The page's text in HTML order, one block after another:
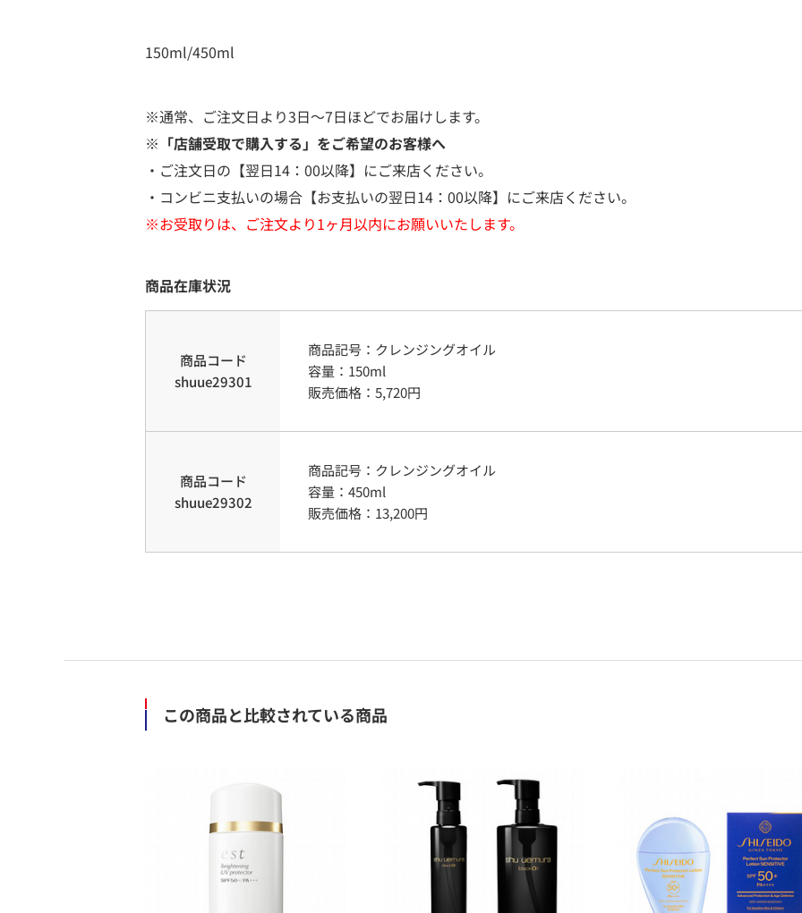
150ml/450ml
※通常、ご注文日より3日～7日ほどでお届けします。
※「店舗受取で購入する」をご希望のお客様へ
・ご注文日の【翌日14：00以降】にご来店ください。
・コンビニ支払いの場合【お支払いの翌日14：00以降】にご来店ください。
※お受取りは、ご注文より1ヶ月以内にお願いいたします。
商品在庫状況
商品コード
shuue29301
商品記号： クレンジングオイル
容量 ： 150ml
販売価格： 5,720円
商品コード
shuue29302
商品記号： クレンジングオイル
容量 ： 450ml
販売価格： 13,200円
この商品と比較されている商品